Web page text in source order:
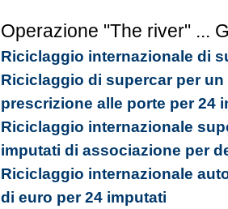
Operazione "The river" ...
Riciclaggio internazionale di
Riciclaggio di supercar per
prescrizione alle porte per 24
Riciclaggio internazionale
imputati di associazione per
Riciclaggio internazionale
di euro per 24 imputati